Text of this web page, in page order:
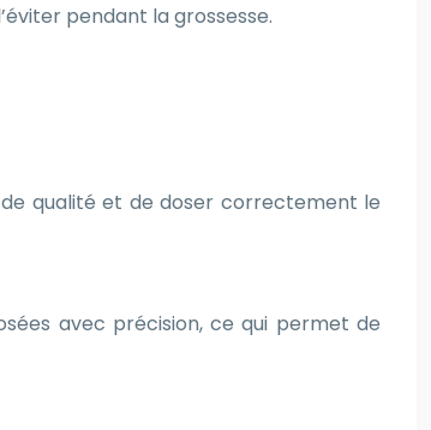
pendant la grossesse.
de qualité et de doser correctement le
avec précision, ce qui permet de